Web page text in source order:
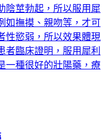
陰莖勃起，所以服用犀
如撫摸、親吻等，才可
性慾弱，所以效果體現
者臨床證明，服用犀利
一種很好的壯陽藥，療